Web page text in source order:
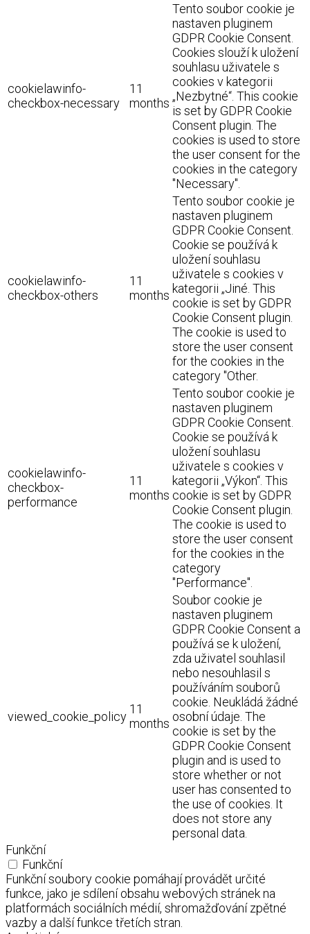
cookielawinfo-
checkbox-necessary
11
months
Tento soubor cookie je
nastaven pluginem
GDPR Cookie Consent.
Cookies slouží k uložení
souhlasu uživatele s
cookies v kategorii
„Nezbytné“. This cookie
is set by GDPR Cookie
Consent plugin. The
cookies is used to store
the user consent for the
cookies in the category
"Necessary".
cookielawinfo-
checkbox-others
11
months
Tento soubor cookie je
nastaven pluginem
GDPR Cookie Consent.
Cookie se používá k
uložení souhlasu
uživatele s cookies v
kategorii „Jiné. This
cookie is set by GDPR
Cookie Consent plugin.
The cookie is used to
store the user consent
for the cookies in the
category "Other.
cookielawinfo-
checkbox-
performance
11
months
Tento soubor cookie je
nastaven pluginem
GDPR Cookie Consent.
Cookie se používá k
uložení souhlasu
uživatele s cookies v
kategorii „Výkon“. This
cookie is set by GDPR
Cookie Consent plugin.
The cookie is used to
store the user consent
for the cookies in the
category
"Performance".
viewed_cookie_policy
11
months
Soubor cookie je
nastaven pluginem
GDPR Cookie Consent a
používá se k uložení,
zda uživatel souhlasil
nebo nesouhlasil s
používáním souborů
cookie. Neukládá žádné
osobní údaje. The
cookie is set by the
GDPR Cookie Consent
plugin and is used to
store whether or not
user has consented to
the use of cookies. It
does not store any
personal data.
Funkční
Funkční
Funkční soubory cookie pomáhají provádět určité
funkce, jako je sdílení obsahu webových stránek na
platformách sociálních médií, shromažďování zpětné
vazby a další funkce třetích stran.